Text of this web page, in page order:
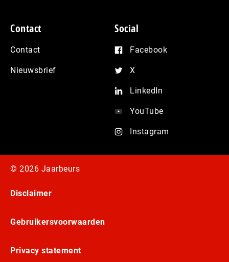
Contact
Contact
Nieuwsbrief
Social
Facebook
X
LinkedIn
YouTube
Instagram
© 2026 Jaarbeurs
Disclaimer
Gebruikersvoorwaarden
Privacy statement